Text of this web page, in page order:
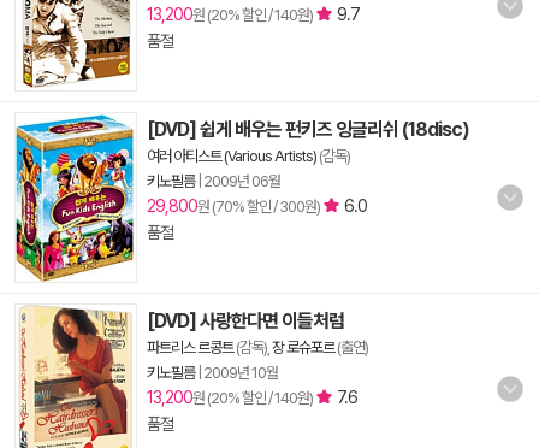
13,200원 (20% 할인 / 140원)
9.7
품절
[DVD] 쉽게 배우는 펀키즈 잉글리쉬 (18disc)
여러 아티스트 (Various Artists) (감독)
키노필름| 2009년 06월
29,800원 (70% 할인 / 300원)
6.0
품절
[DVD] 사랑한다면 이들처럼
파트리스 르콩트(감독), 장 로슈포르(출연)
키노필름| 2009년 10월
13,200원 (20% 할인 / 140원)
7.6
품절